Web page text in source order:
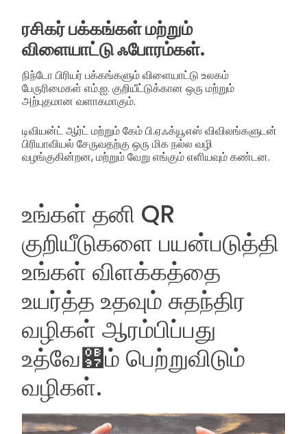
ரசிகர் பக்கங்கள் மற்றும்
விளையாட்டு ஃபோரம்கள்.
நிந்டோ பிரியர் பக்கங்களும் விளையாட்டு உலகம்
பேருரிமைகள் எம்.ஐ. குறியீட்டுக்கான ஒரு மற்றும்
அற்புதமான வளாகமாகும்.
டிவியன்ட் ஆர்ட் மற்றும் கேம் பி.ஏஃக்யூஎஸ் விவிலங்களுடன்
பிரியாவியல் சேருவதற்கு ஒரு மிக நல்ல வழி
வழங்குகின்றன, மற்றும் வேறு எங்கும் எளியவும் கண்டன.
உங்கள் தனி QR
குறியீடுகளை பயன்படுத்தி
உங்கள் விளக்கத்தை
உயர்த்த உதவும் சுதந்திர
வழிகள் ஆரம்பிப்பது
உத்வே஗ம் பெற்றுவிடும்
வழிகள்.